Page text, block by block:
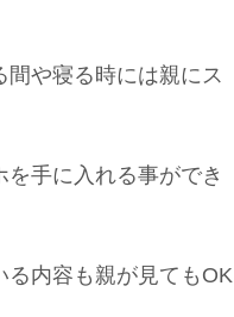
や寝る時には親にス
手に入れる事ができ
る内容も親が見てもOK